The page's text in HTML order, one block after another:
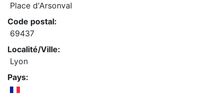
Place d'Arsonval
Code postal:
69437
Localité/Ville:
Lyon
Pays: